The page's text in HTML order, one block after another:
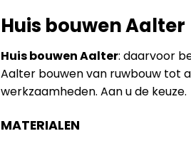
Huis bouwen Aalter
Huis bouwen Aalter: daarvoor
Aalter bouwen van ruwbouw tot
werkzaamheden. Aan u de keuze.
MATERIALEN